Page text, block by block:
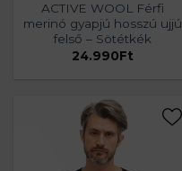
ACTIVE WOOL Férfi
merinó gyapjú hosszú ujjú
felső – Sötétkék
24.990Ft